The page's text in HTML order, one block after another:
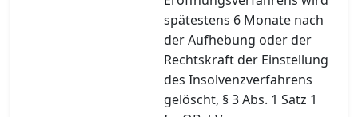
spätestens 6 Monate nach
der Aufhebung oder der
Rechtskraft der Einstellung
des Insolvenzverfahrens
gelöscht, § 3 Abs. 1 Satz 1